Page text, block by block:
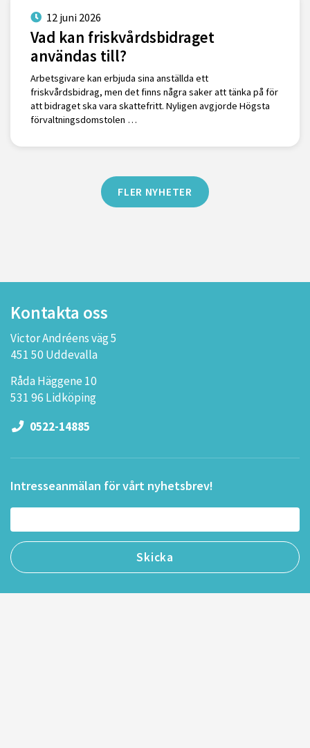
12 juni 2026
Vad kan friskvårdsbidraget
användas till?
Arbetsgivare kan erbjuda sina anställda ett
friskvårdsbidrag, men det finns några saker att tänka på för
att bidraget ska vara skattefritt. Nyligen avgjorde Högsta
förvaltningsdomstolen …
FLER NYHETER
Kontakta oss
Victor Andréens väg 5
451 50 Uddevalla
Råda Häggene 10
531 96 Lidköping
0522-14885
Intresseanmälan för vårt nyhetsbrev!